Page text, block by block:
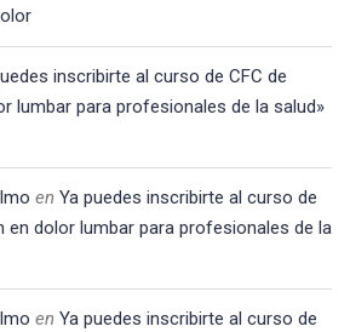
inscribirte al curso de CFC de
lumbar para profesionales de la salud»
en Ya puedes inscribirte al curso de
en dolor lumbar para profesionales de la
en Ya puedes inscribirte al curso de